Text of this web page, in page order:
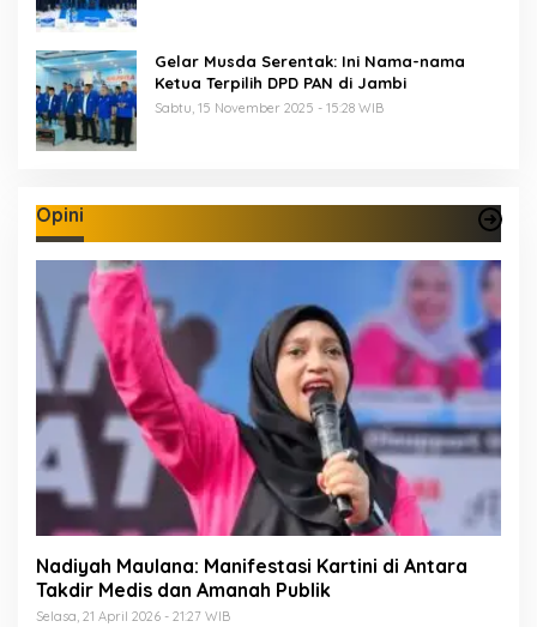
Gelar Musda Serentak: Ini Nama-nama
Ketua Terpilih DPD PAN di Jambi
Sabtu, 15 November 2025 - 15:28 WIB
Opini
Nadiyah Maulana: Manifestasi Kartini di Antara
Takdir Medis dan Amanah Publik
Selasa, 21 April 2026 - 21:27 WIB